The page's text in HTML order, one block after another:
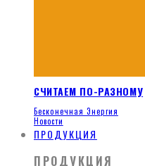
СЧИТАЕМ ПО-РАЗНОМУ
Бесконечная Энергия
Новости
ПРОДУКЦИЯ
ПРОДУКЦИЯ